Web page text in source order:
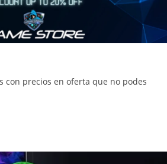
con precios en oferta que no podes